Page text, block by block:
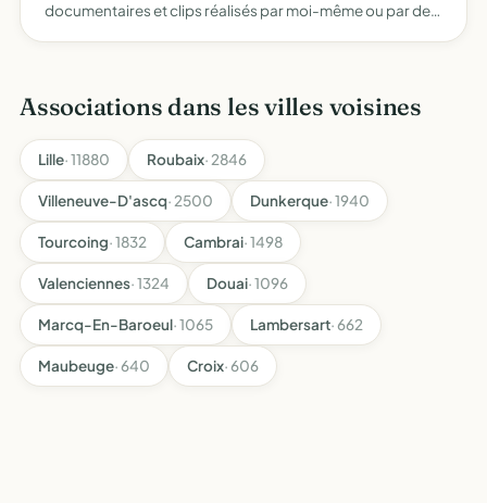
documentaires et clips réalisés par moi-même ou par de
Associations dans les villes voisines
Lille· 11880 Roubaix· 2846
Villeneuve-D'ascq· 2500 Dunkerque· 1940
Tourcoing· 1832 Cambrai· 1498
Valenciennes· 1324 Douai· 1096
Marcq-En-Baroeul· 1065 Lambersart· 662
Maubeuge· 640 Croix· 606